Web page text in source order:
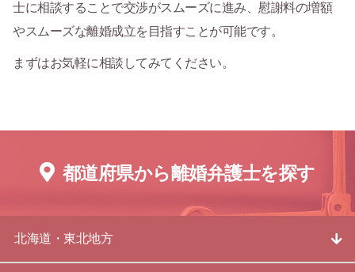
士に相談することで交渉がスムーズに進み、慰謝料の増額
やスムーズな離婚成立を目指すことが可能です。
まずはお気軽に相談してみてください。
都道府県から離婚弁護士を探す
北海道・東北地方